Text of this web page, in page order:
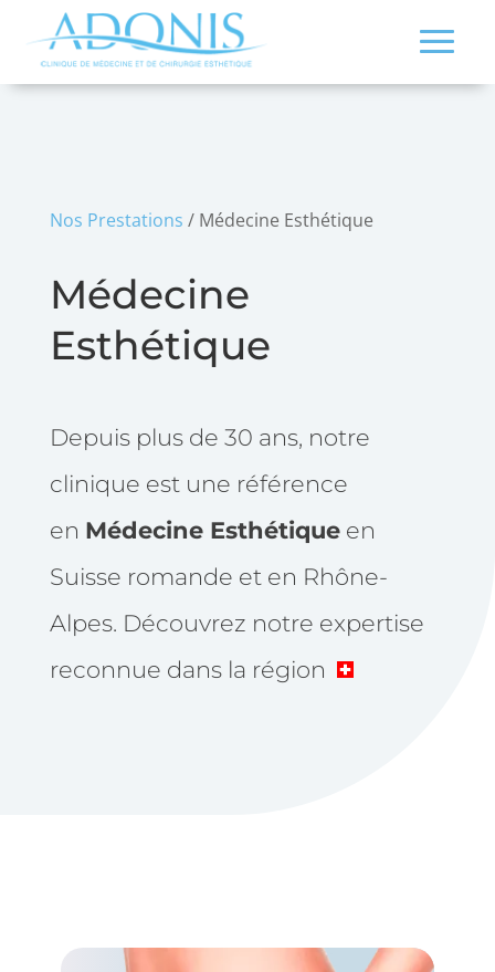
Nos Prestations / Médecine Esthétique
Médecine
Esthétique
Depuis plus de 30 ans, notre
clinique est une référence
en Médecine Esthétiqueen
Suisse romande et en Rhône-
Alpes. Découvrez notre expertise
reconnue dans la région